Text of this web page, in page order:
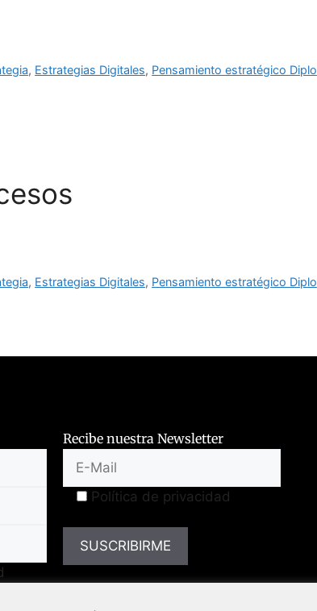
, Estrategias Digitales, Pensamiento estratégico Diplo
, Estrategias Digitales, Pensamiento estratégico Diplo
Recibe nuestra Newsletter
Política de privacidad